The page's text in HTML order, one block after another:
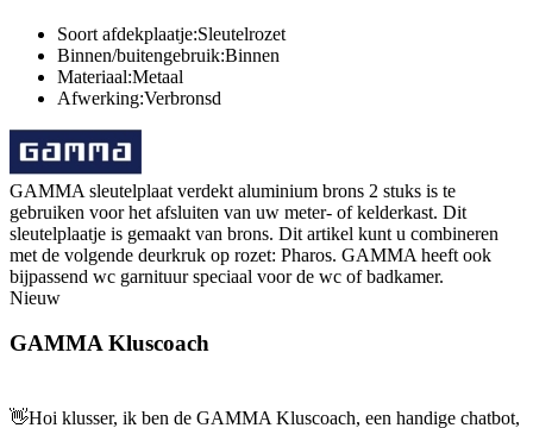
Soort afdekplaatje:Sleutelrozet
Binnen/buitengebruik:Binnen
Materiaal:Metaal
Afwerking:Verbronsd
GAMMA sleutelplaat verdekt aluminium brons 2 stuks is te
gebruiken voor het afsluiten van uw meter- of kelderkast. Dit
sleutelplaatje is gemaakt van brons. Dit artikel kunt u combineren
met de volgende deurkruk op rozet: Pharos. GAMMA heeft ook
bijpassend wc garnituur speciaal voor de wc of badkamer.
Nieuw
GAMMA Kluscoach
👋Hoi klusser, ik ben de GAMMA Kluscoach, een handige chatbot,